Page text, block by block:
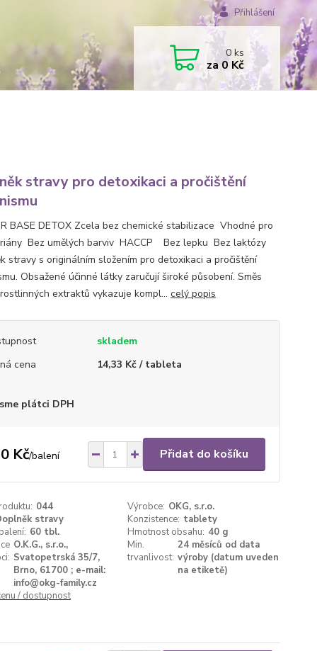
Přihlášení
0ks
za 0 Kč
stravy pro detoxikaci a pročištění
BASE DETOX Zcela bez chemické stabilizace Vhodné pro
Bez umělých barviv HACCP Bez lepku Bez laktózy
stravy s originálním složením pro detoxikaci a pročištění
Obsažené účinné látky zaručují široké působení. Směs
extraktů vykazuje kompl... celý popis
skladem
cena
14,33 Kč / tableta
plátci DPH
Kč/balení Přidat do košíku
044 Výrobce: OKG, s.r.o.
stravy
Konzistence: tablety
60 tbl. Hmotnost obsahu: 40 g
O.K.G., s.r.o.,
Svatopetrská 35/7,
Brno, 61700 ; e-mail:
info@okg-family.cz
Min.
trvanlivost:
24 měsíců od data
výroby (datum uveden
na etiketě)
/ dostupnost